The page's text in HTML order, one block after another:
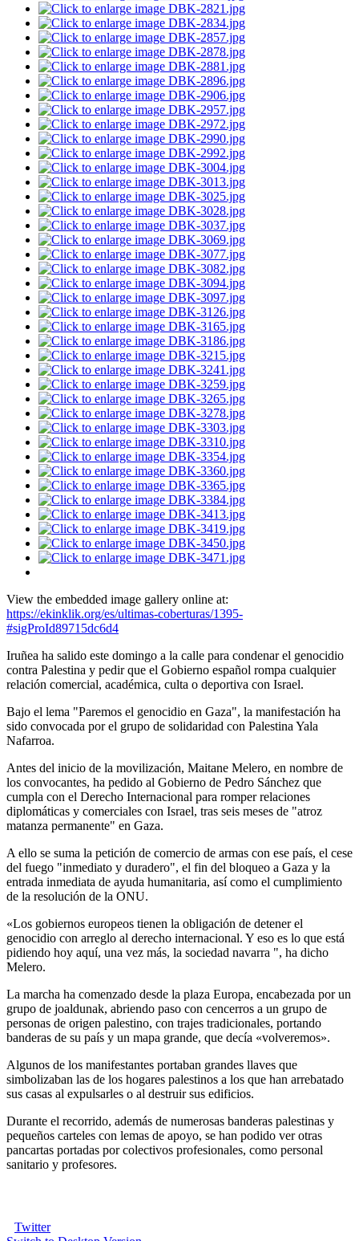
View the embedded image gallery online at:
https://ekinklik.org/es/ultimas-coberturas/1395-
#sigProId89715dc6d4
Iruñea ha salido este domingo a la calle para condenar el genocidio
contra Palestina y pedir que el Gobierno español rompa cualquier
relación comercial, académica, culta o deportiva con Israel.
Bajo el lema "Paremos el genocidio en Gaza", la manifestación ha
sido convocada por el grupo de solidaridad con Palestina Yala
Nafarroa.
Antes del inicio de la movilización, Maitane Melero, en nombre de
los convocantes, ha pedido al Gobierno de Pedro Sánchez que
cumpla con el Derecho Internacional para romper relaciones
diplomáticas y comerciales con Israel, tras seis meses de "atroz
matanza permanente" en Gaza.
A ello se suma la petición de comercio de armas con ese país, el cese
del fuego "inmediato y duradero", el fin del bloqueo a Gaza y la
entrada inmediata de ayuda humanitaria, así como el cumplimiento
de la resolución de la ONU.
«Los gobiernos europeos tienen la obligación de detener el
genocidio con arreglo al derecho internacional. Y eso es lo que está
pidiendo hoy aquí, una vez más, la sociedad navarra ", ha dicho
Melero.
La marcha ha comenzado desde la plaza Europa, encabezada por un
grupo de joaldunak, abriendo paso con cencerros a un grupo de
personas de origen palestino, con trajes tradicionales, portando
banderas de su país y un mapa grande, que decía «volveremos».
Algunos de los manifestantes portaban grandes llaves que
simbolizaban las de los hogares palestinos a los que han arrebatado
sus casas al expulsarles o al destruir sus edificios.
Durante el recorrido, además de numerosas banderas palestinas y
pequeños carteles con lemas de apoyo, se han podido ver otras
pancartas portadas por colectivos profesionales, como personal
sanitario y profesores.
Twitter